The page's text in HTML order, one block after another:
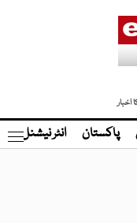
اخبار
پاکستان انٹر نیشنل